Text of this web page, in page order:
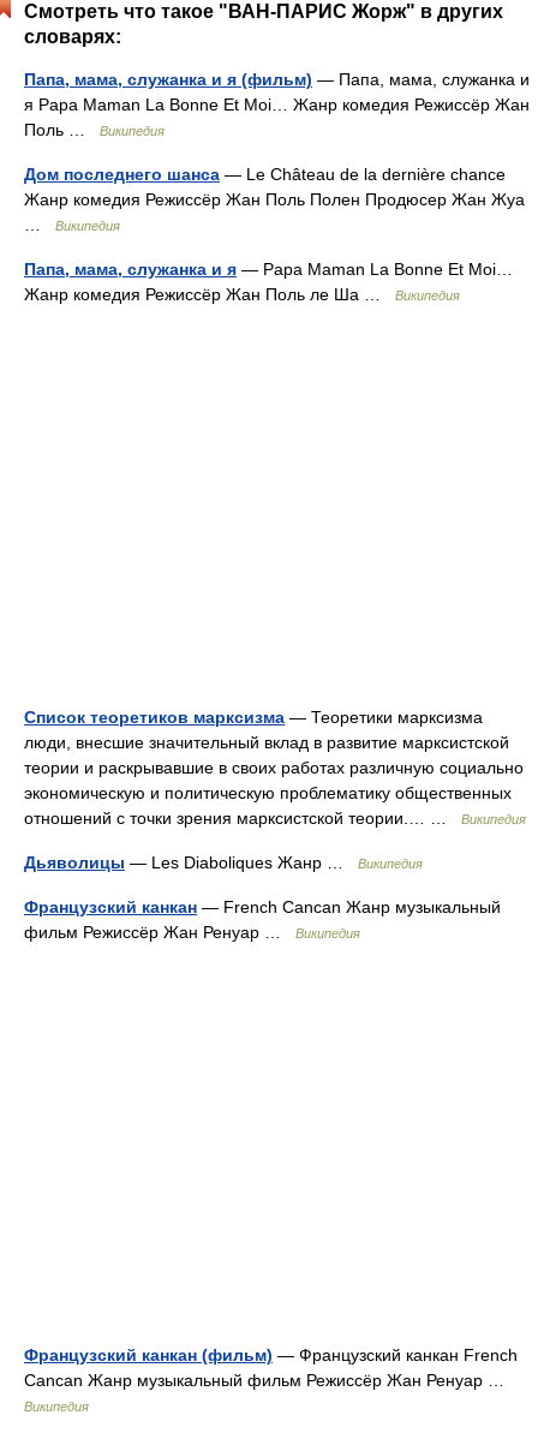
Смотреть что такое "ВАН-ПАРИС Жорж" в других
словарях:
Папа, мама, служанка и я (фильм) — Папа, мама, служанка и
я Papa Maman La Bonne Et Moi… Жанр комедия Режиссёр Жан
Поль …
Википедия
Дом последнего шанса — Le Château de la dernière chance
Жанр комедия Режиссёр Жан Поль Полен Продюсер Жан Жуа
Википедия
Папа, мама, служанка и я — Papa Maman La Bonne Et Moi…
Жанр комедия Режиссёр Жан Поль ле Ша …
Википедия
Список теоретиков марксизма — Теоретики марксизма
люди, внесшие значительный вклад в развитие марксистской
теории и раскрывавшие в своих работах различную социально
экономическую и политическую проблематику общественных
отношений с точки зрения марксистской теории.… …
Википедия
Дьяволицы — Les Diaboliques Жанр … Википедия
Французский канкан — French Cancan Жанр музыкальный
фильм Режиссёр Жан Ренуар …
Википедия
Французский канкан (фильм) — Французский канкан French
Cancan Жанр музыкальный фильм Режиссёр Жан Ренуар …
Википедия